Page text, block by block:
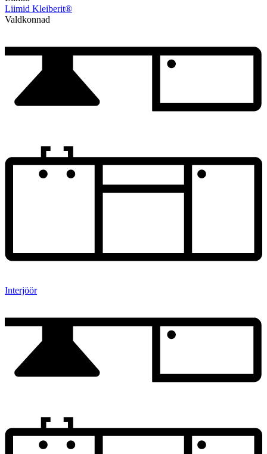
Liimid Kleiberit®
Valdkonnad
Interjöör